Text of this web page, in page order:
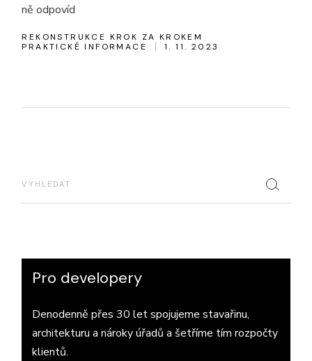
ně odpovíd
REKONSTRUKCE KROK ZA KROKEM
PRAKTICKÉ INFORMACE
1. 11. 2023
Pro developery
Denodenně přes 30 let spojujeme ​stavařinu,
architekturu a nároky úřadů a ​šetříme tím rozpočty
klientů.